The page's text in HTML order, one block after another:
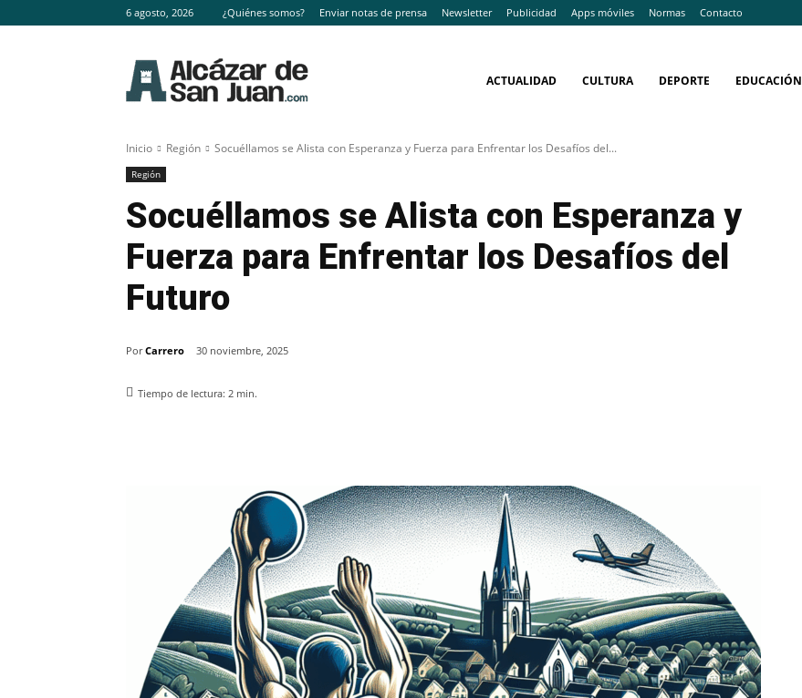
6 agosto, 2026 ¿Quiénes somos? Enviar notas de prensa Newsletter Publicidad Apps móviles Normas Contacto
ACTUALIDAD CULTURA DEPORTE EDUCACIÓN
Inicio Región Socuéllamos se Alista con Esperanza y Fuerza para Enfrentar los Desafíos del...
Región
Socuéllamos se Alista con Esperanza y
Fuerza para Enfrentar los Desafíos del
Futuro
Por Carrero 30 noviembre, 2025
Tiempo de lectura: 2 min.